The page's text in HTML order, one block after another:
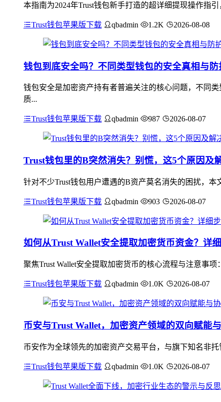
本指南为2024年Trust钱包新手打造的超详细提现操作指
Trust钱包苹果版下载 qbadmin 1.2K 2026-08-08
钱包到底安全吗？不同类型钱包的安全真相与防
钱包安全是加密资产持有者普遍关注的核心问题，不同
质...
Trust钱包苹果版下载 qbadmin 987 2026-08-07
Trust钱包里的B突然消失？别慌，这5个原因及
针对不少Trust钱包用户遭遇的B资产莫名消失的困扰，
Trust钱包苹果版下载 qbadmin 903 2026-08-07
如何从Trust Wallet安全提取加密货币资金？详
聚焦Trust Wallet安全提取加密货币的核心流程与注意事
Trust钱包苹果版下载 qbadmin 1.0K 2026-08-07
币安与Trust Wallet，加密资产领域的双向赋能
币安作为全球领先的加密资产交易平台，与旗下知名非
Trust钱包苹果版下载 qbadmin 1.0K 2026-08-07